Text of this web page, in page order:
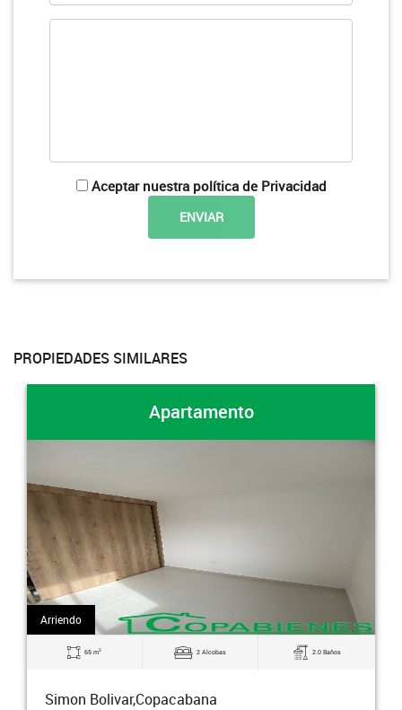
Aceptar nuestra política de Privacidad
PROPIEDADES SIMILARES
Apartamento
Arriendo
65 m2 2 Alcobas 2.0 Baños
Simon Bolivar,Copacabana